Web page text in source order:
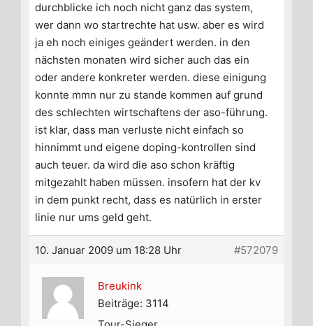
durchblicke ich noch nicht ganz das system,
wer dann wo startrechte hat usw. aber es wird
ja eh noch einiges geändert werden. in den
nächsten monaten wird sicher auch das ein
oder andere konkreter werden. diese einigung
konnte mmn nur zu stande kommen auf grund
des schlechten wirtschaftens der aso-führung.
ist klar, dass man verluste nicht einfach so
hinnimmt und eigene doping-kontrollen sind
auch teuer. da wird die aso schon kräftig
mitgezahlt haben müssen. insofern hat der kv
in dem punkt recht, dass es natürlich in erster
linie nur ums geld geht.
10. Januar 2009 um 18:28 Uhr #572079
Breukink
Beiträge: 3114